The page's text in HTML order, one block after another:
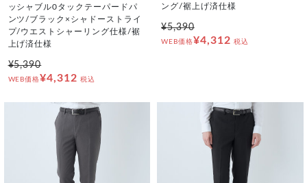
ッシャブル0タックテーパードパ
ンツ/ブラック×シャドーストライ
プ/ウエストシャーリング仕様/裾
上げ済仕様
¥5,390
WEB価格¥4,312 税込
ング/裾上げ済仕様
¥5,390
WEB価格¥4,312 税込